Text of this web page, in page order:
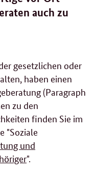
auch zu
gesetzlichen oder
haben einen
(Paragraph
zu den
finden Sie im
"Soziale
und
".